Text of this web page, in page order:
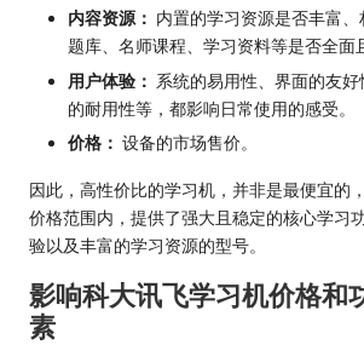
内容资源： 内置的学习资源是否丰富
题库、名师课程、学习资料等是否全面
用户体验： 系统的易用性、界面的友
的耐用性等，都影响日常使用的感受。
价格： 设备的市场售价。
因此，高性价比的学习机，并非是最便宜的
价格范围内，提供了强大且稳定的核心学习
验以及丰富的学习资源的型号。
影响科大讯飞学习机价格和
素